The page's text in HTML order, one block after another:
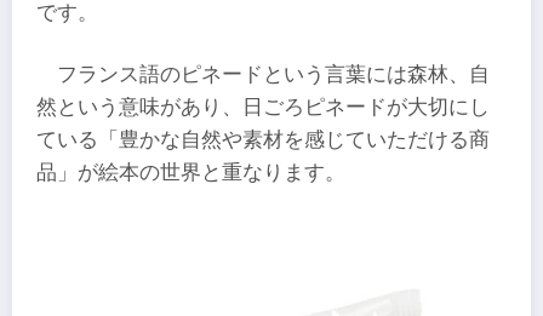
です。
フランス語のピネードという言葉には森林、自
然という意味があり、日ごろピネードが大切にし
ている「豊かな自然や素材を感じていただける商
品」が絵本の世界と重なります。